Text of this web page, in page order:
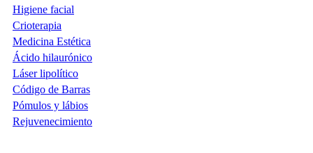
Higiene facial
Crioterapia
Medicina Estética
Ácido hilaurónico
Láser lipolítico
Código de Barras
Pómulos y lábios
Rejuvenecimiento